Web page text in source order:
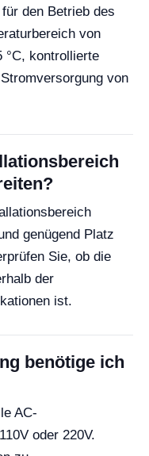
den Betrieb des
von
°C, kontrollierte
von
genügend Platz
Sie, ob die
der
ist.
benötige ich
AC-
oder 220V.